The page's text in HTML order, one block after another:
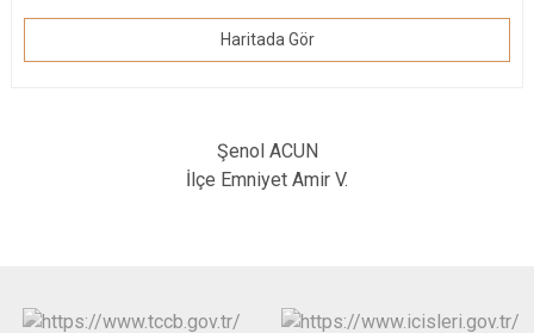
Haritada Gör
Şenol ACUN
İlçe Emniyet Amir V.